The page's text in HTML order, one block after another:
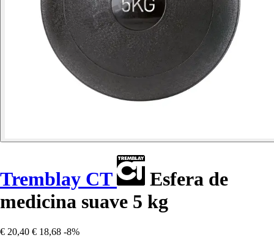
Tremblay CT
Esfera de
medicina suave 5 kg
€ 20,40 € 18,68 -8%